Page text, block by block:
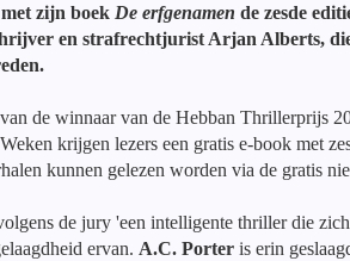
zijn boek De erfgenamen de zesde
en strafrechtjurist Arjan Alberts,
de winnaar van de Hebban Thrillerprijs
krijgen lezers een gratis e-book met
kunnen gelezen worden via de gratis
de jury 'een intelligente thriller die
ervan. A.C. Porter is erin